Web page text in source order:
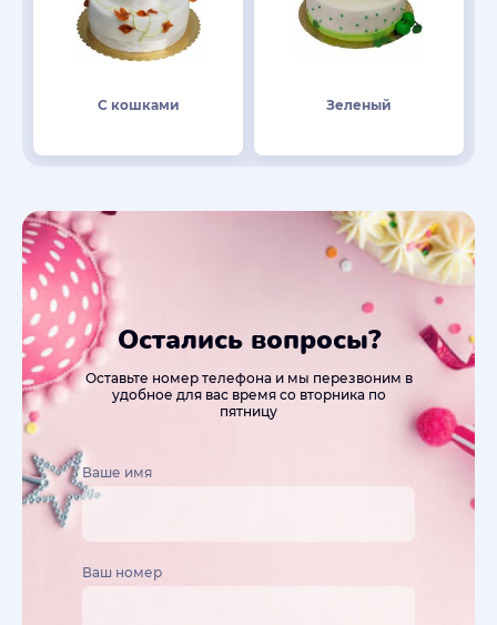
С кошками Зеленый
Остались вопросы?
Оставьте номер телефона и мы перезвоним в
удобное для вас время со вторника по
пятницу
Ваше имя
Ваш номер